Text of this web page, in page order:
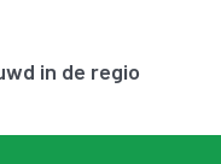
in de regio